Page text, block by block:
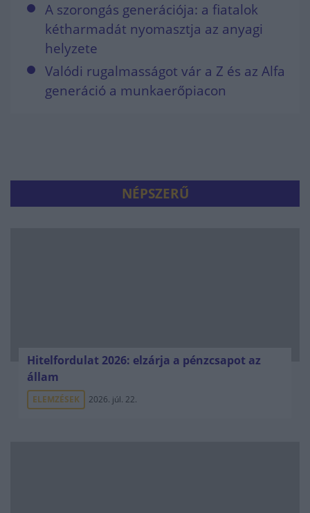
A szorongás generációja: a fiatalok
kétharmadát nyomasztja az anyagi
helyzete
Valódi rugalmasságot vár a Z és az Alfa
generáció a munkaerőpiacon
NÉPSZERŰ
Hitelfordulat 2026: elzárja a pénzcsapot az
állam
ELEMZÉSEK 2026. júl. 22.